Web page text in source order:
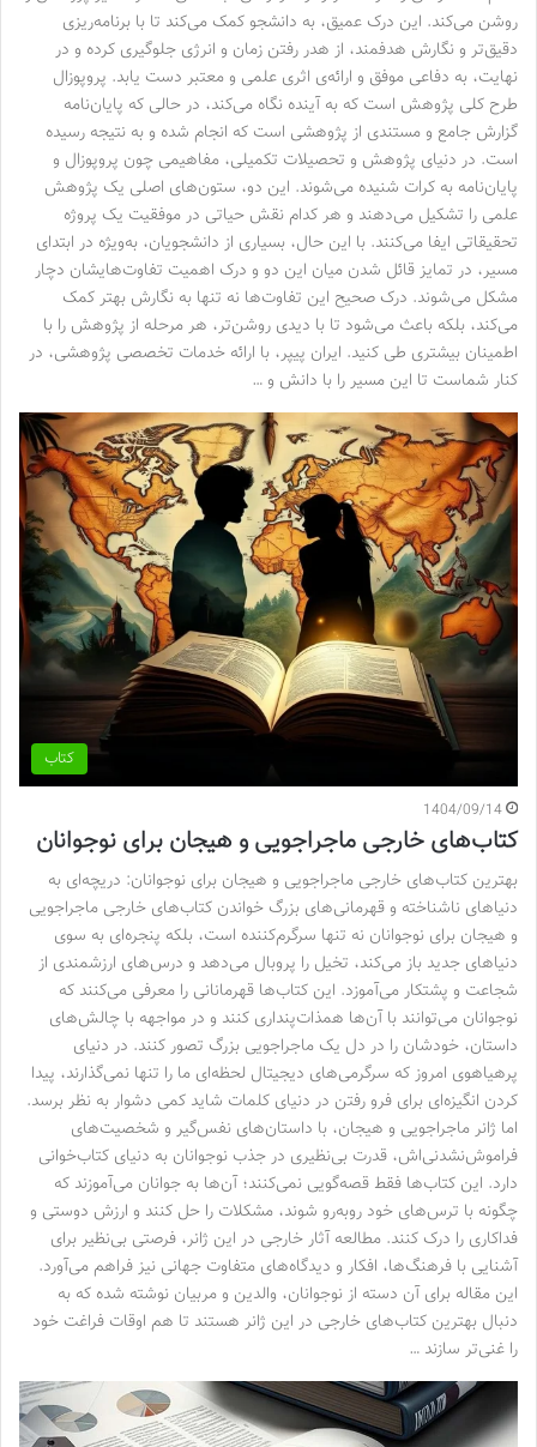
روشن می‌کند. این درک عمیق، به دانشجو کمک می‌کند تا با برنامه‌ریزی
دقیق‌تر و نگارش هدفمند، از هدر رفتن زمان و انرژی جلوگیری کرده و در
نهایت، به دفاعی موفق و ارائه‌ی اثری علمی و معتبر دست یابد. پروپوزال
طرح کلی پژوهش است که به آینده نگاه می‌کند، در حالی که پایان‌نامه
گزارش جامع و مستندی از پژوهشی است که انجام شده و به نتیجه رسیده
است. در دنیای پژوهش و تحصیلات تکمیلی، مفاهیمی چون پروپوزال و
پایان‌نامه به کرات شنیده می‌شوند. این دو، ستون‌های اصلی یک پژوهش
علمی را تشکیل می‌دهند و هر کدام نقش حیاتی در موفقیت یک پروژه
تحقیقاتی ایفا می‌کنند. با این حال، بسیاری از دانشجویان، به‌ویژه در ابتدای
مسیر، در تمایز قائل شدن میان این دو و درک اهمیت تفاوت‌هایشان دچار
مشکل می‌شوند. درک صحیح این تفاوت‌ها نه تنها به نگارش بهتر کمک
می‌کند، بلکه باعث می‌شود تا با دیدی روشن‌تر، هر مرحله از پژوهش را با
اطمینان بیشتری طی کنید. ایران پیپر، با ارائه خدمات تخصصی پژوهشی، در
کنار شماست تا این مسیر را با دانش و …
کتاب
1404/09/14
کتاب‌های خارجی ماجراجویی و هیجان برای نوجوانان
بهترین کتاب‌های خارجی ماجراجویی و هیجان برای نوجوانان: دریچه‌ای به
دنیاهای ناشناخته و قهرمانی‌های بزرگ خواندن کتاب‌های خارجی ماجراجویی
و هیجان برای نوجوانان نه تنها سرگرم‌کننده است، بلکه پنجره‌ای به سوی
دنیاهای جدید باز می‌کند، تخیل را پروبال می‌دهد و درس‌های ارزشمندی از
شجاعت و پشتکار می‌آموزد. این کتاب‌ها قهرمانانی را معرفی می‌کنند که
نوجوانان می‌توانند با آن‌ها همذات‌پنداری کنند و در مواجهه با چالش‌های
داستان، خودشان را در دل یک ماجراجویی بزرگ تصور کنند. در دنیای
پرهیاهوی امروز که سرگرمی‌های دیجیتال لحظه‌ای ما را تنها نمی‌گذارند، پیدا
کردن انگیزه‌ای برای فرو رفتن در دنیای کلمات شاید کمی دشوار به نظر برسد.
اما ژانر ماجراجویی و هیجان، با داستان‌های نفس‌گیر و شخصیت‌های
فراموش‌نشدنی‌اش، قدرت بی‌نظیری در جذب نوجوانان به دنیای کتاب‌خوانی
دارد. این کتاب‌ها فقط قصه‌گویی نمی‌کنند؛ آن‌ها به جوانان می‌آموزند که
چگونه با ترس‌های خود روبه‌رو شوند، مشکلات را حل کنند و ارزش دوستی و
فداکاری را درک کنند. مطالعه آثار خارجی در این ژانر، فرصتی بی‌نظیر برای
آشنایی با فرهنگ‌ها، افکار و دیدگاه‌های متفاوت جهانی نیز فراهم می‌آورد.
این مقاله برای آن دسته از نوجوانان، والدین و مربیان نوشته شده که به
دنبال بهترین کتاب‌های خارجی در این ژانر هستند تا هم اوقات فراغت خود
را غنی‌تر سازند …